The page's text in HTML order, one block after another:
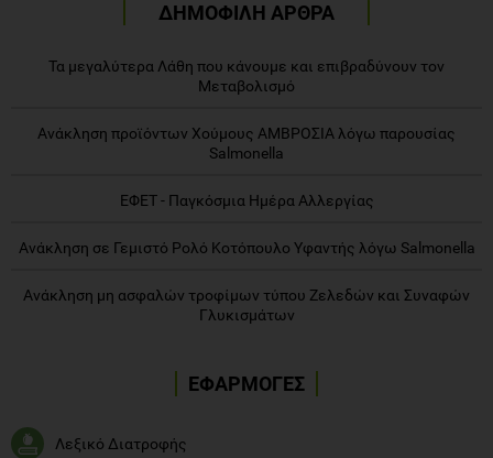
ΔΗΜΟΦΙΛΗ ΑΡΘΡΑ
Τα μεγαλύτερα Λάθη που κάνουμε και επιβραδύνουν τον
Μεταβολισμό
Ανάκληση προϊόντων Χούμους ΑΜΒΡΟΣΙΑ λόγω παρουσίας
Salmonella
ΕΦΕΤ - Παγκόσμια Ημέρα Αλλεργίας
Ανάκληση σε Γεμιστό Ρολό Κοτόπουλο Υφαντής λόγω Salmonella
Ανάκληση μη ασφαλών τροφίμων τύπου Ζελεδών και Συναφών
Γλυκισμάτων
ΕΦΑΡΜΟΓΕΣ
Λεξικό Διατροφής